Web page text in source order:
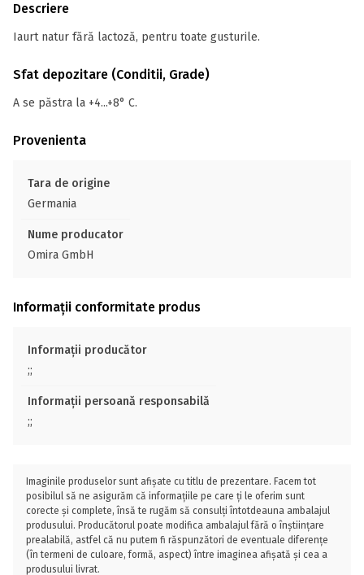
Descriere
Iaurt natur fără lactoză, pentru toate gusturile.
Sfat depozitare (Conditii, Grade)
A se păstra la +4...+8° C.
Provenienta
Tara de origine
Germania
Nume producator
Omira GmbH
Informații conformitate produs
Informații producător
;;
Informații persoană responsabilă
;;
Imaginile produselor sunt afișate cu titlu de prezentare. Facem tot
posibilul să ne asigurăm că informațiile pe care ți le oferim sunt
corecte și complete, însă te rugăm să consulți întotdeauna ambalajul
produsului. Producătorul poate modifica ambalajul fără o înștiințare
prealabilă, astfel că nu putem fi răspunzători de eventuale diferențe
(în termeni de culoare, formă, aspect) între imaginea afișată și cea a
produsului livrat.